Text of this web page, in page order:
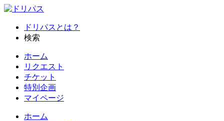
ドリパスとは？
検索
ホーム
リクエスト
チケット
特別企画
マイページ
ホーム